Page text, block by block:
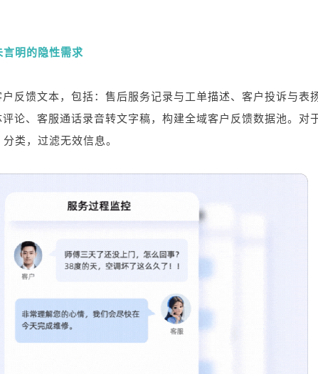
明的隐性需求
反馈文本，包括：售后服务记录与工单描述、客户投诉与表扬
论、客服通话录音转文字稿，构建全域客户反馈数据池。对
类，过滤无效信息。